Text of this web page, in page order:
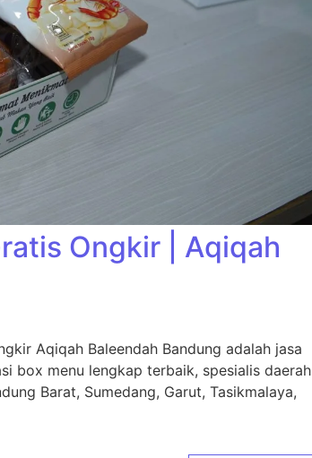
Ongkir | Aqiqah
Aqiqah Baleendah Bandung adalah jasa
box menu lengkap terbaik, spesialis daerah
Barat, Sumedang, Garut, Tasikmalaya,